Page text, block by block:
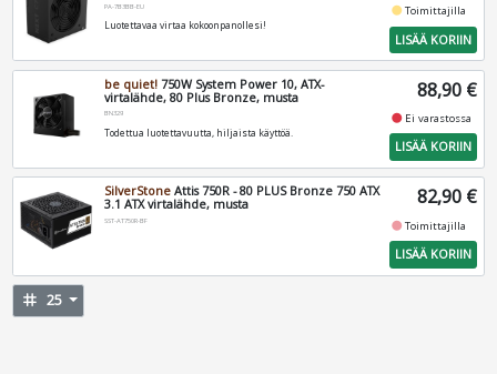
PA-7B3BB-EU
Luotettavaa virtaa kokoonpanollesi!
fiber_manual_recordToimittajilla
LISÄÄ KORIIN
be quiet! 750W System Power 10, ATX-
virtalähde, 80 Plus Bronze, musta
BN329
Todettua luotettavuutta, hiljaista käyttöä.
88,90 €
fiber_manual_record Ei varastossa
LISÄÄ KORIIN
SilverStone Attis 750R - 80 PLUS Bronze 750 ATX
3.1 ATX virtalähde, musta
SST-AT750R-BF
82,90 €
fiber_manual_recordToimittajilla
LISÄÄ KORIIN
tag 25